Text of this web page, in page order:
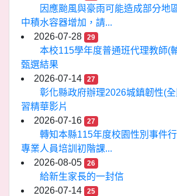
因應颱風與豪雨可能造成部分地
中積水容器增加，請...
2026-07-28
29
本校115學年度普通班代理教師(
甄選結果
2026-07-14
27
彰化縣政府辦理2026城鎮韌性(
習精華影片
2026-07-16
27
轉知本縣115年度校園性別事件
專業人員培訓初階課...
2026-08-05
26
給新生家長的一封信
2026-07-14
25